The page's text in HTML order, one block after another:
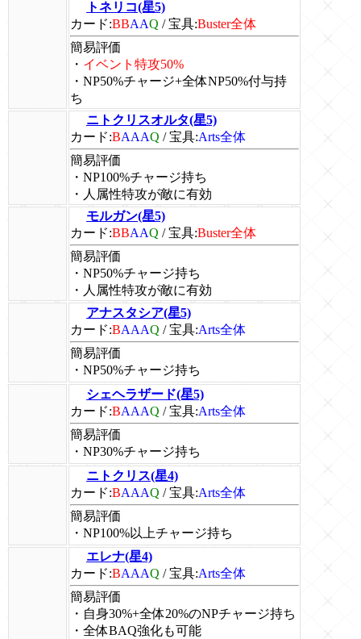
トネリコ(星5)
カード:BBAAQ /宝具:Buster全体
簡易評価
・ イベント特攻50%
・NP50%チャージ+全体NP50%付与持
ち
ニトクリスオルタ(星5)
カード:BAAAQ /宝具:Arts全体
簡易評価
・NP100%チャージ持ち
・人属性特攻が敵に有効
モルガン(星5)
カード:BBAAQ /宝具:Buster全体
簡易評価
・NP50%チャージ持ち
・人属性特攻が敵に有効
アナスタシア(星5)
カード:BAAAQ /宝具:Arts全体
簡易評価
・NP50%チャージ持ち
シェヘラザード(星5)
カード:BAAAQ /宝具:Arts全体
簡易評価
・NP30%チャージ持ち
ニトクリス(星4)
カード:BAAAQ /宝具:Arts全体
簡易評価
・NP100%以上チャージ持ち
エレナ(星4)
カード:BAAAQ /宝具:Arts全体
簡易評価
・自身30%+全体20%のNPチャージ持ち
・全体BAQ強化も可能